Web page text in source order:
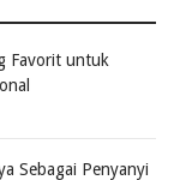
Favorit untuk
Sebagai Penyanyi